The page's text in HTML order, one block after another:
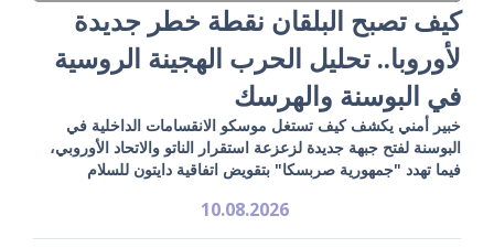
كيف تصبح البلقان نقطة خطر جديدة
لأوروبا.. تحليل الحرب الهجينة الروسية
في البوسنة والهرسك
خبير أمني يكشف كيف تستغل موسكو الانقسامات الداخلية في
البوسنة لفتح جبهة جديدة لزعزعة استقرار الناتو والاتحاد الأوروبي،
فيما تهدد "جمهورية صربسكا" بتقويض اتفاقية دايتون للسلام
10.08.2026